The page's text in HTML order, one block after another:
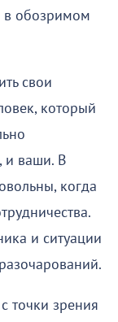
в обозримом
свои
который
и ваши. В
когда
и ситуации
точки зрения